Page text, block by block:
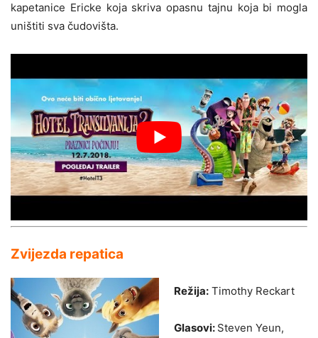
kapetanice Ericke koja skriva opasnu tajnu koja bi mogla
uništiti sva čudovišta.
Zvijezda repatica
Režija: Timothy Reckart
Glasovi: Steven Yeun,